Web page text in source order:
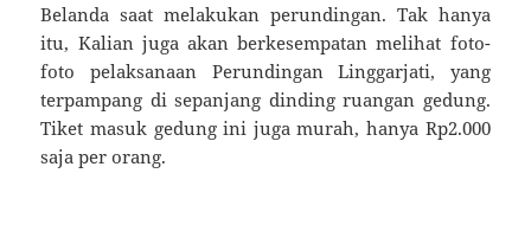
Belanda saat melakukan perundingan. Tak hanya
itu, Kalian juga akan berkesempatan melihat foto-
foto pelaksanaan Perundingan Linggarjati, yang
terpampang di sepanjang dinding ruangan gedung.
Tiket masuk gedung ini juga murah, hanya Rp2.000
saja per orang.